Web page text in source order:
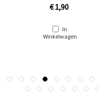
€ 1,90
In
Winkelwagen